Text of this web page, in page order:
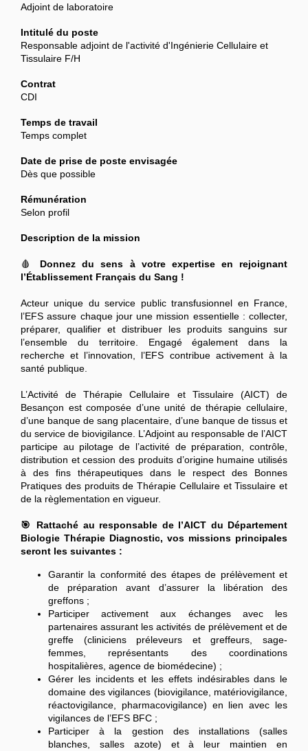
Adjoint de laboratoire
Intitulé du poste
Responsable adjoint de l'activité d'Ingénierie Cellulaire et
Tissulaire F/H
Contrat
CDI
Temps de travail
Temps complet
Date de prise de poste envisagée
Dès que possible
Rémunération
Selon profil
Description de la mission
🩸
Donnez du sens à votre expertise en rejoignant
l’Établissement Français du Sang !
Acteur unique du service public transfusionnel en France,
l’EFS assure chaque jour une mission essentielle : collecter,
préparer, qualifier et distribuer les produits sanguins sur
l’ensemble du territoire. Engagé également dans la
recherche et l’innovation, l’EFS contribue activement à la
santé publique.
L’Activité de Thérapie Cellulaire et Tissulaire (AICT) de
Besançon est composée d’une unité de thérapie cellulaire,
d’une banque de sang placentaire, d’une banque de tissus et
du service de biovigilance. L’Adjoint au responsable de l’AICT
participe au pilotage de l’activité de préparation, contrôle,
distribution et cession des produits d’origine humaine utilisés
à des fins thérapeutiques dans le respect des Bonnes
Pratiques des produits de Thérapie Cellulaire et Tissulaire et
de la règlementation en vigueur.
🎯 Rattaché au responsable de l’AICT du Département
Biologie Thérapie Diagnostic, vos missions principales
seront les suivantes :
Garantir la conformité des étapes de prélèvement et
de préparation avant d’assurer la libération des
greffons ;
Participer activement aux échanges avec les
partenaires assurant les activités de prélèvement et de
greffe (cliniciens préleveurs et greffeurs, sage-
femmes, représentants des coordinations
hospitalières, agence de biomédecine) ;
Gérer les incidents et les effets indésirables dans le
domaine des vigilances (biovigilance, matériovigilance,
réactovigilance, pharmacovigilance) en lien avec les
vigilances de l’EFS BFC ;
Participer à la gestion des installations (salles
blanches, salles azote) et à leur maintien en